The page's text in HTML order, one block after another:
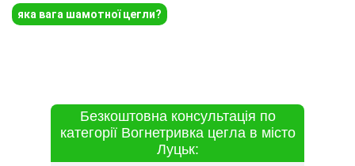
яка вага шамотної цегли?
Безкоштовна консультація по
категорії Вогнетривка цегла в місто
Луцьк: